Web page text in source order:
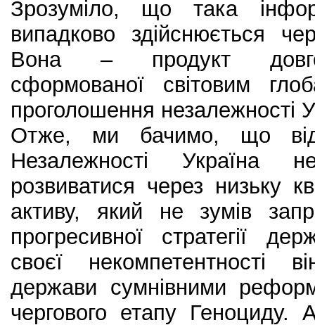
Зрозуміло, що така
випадково здійснюється
Вона – продукт
сформованої світовим
проголошення незалежності
Отже, ми бачимо, що від
Незалежності Україна
розвиватися через низьку
активу, який не зумів
прогресивної стратегії
своєї некомпетентності
держави сумнівними
чергового етапу